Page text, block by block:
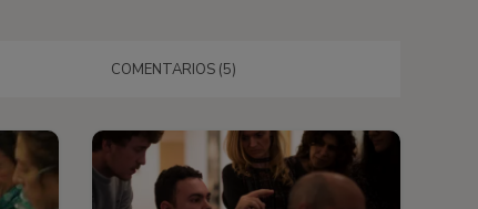
COMENTARIOS (5)